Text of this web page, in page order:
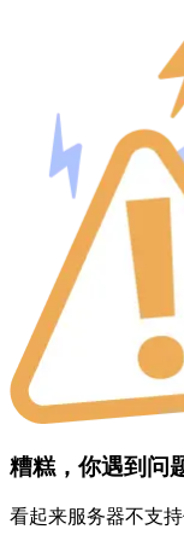
糟糕，你遇到问
看起来服务器不支